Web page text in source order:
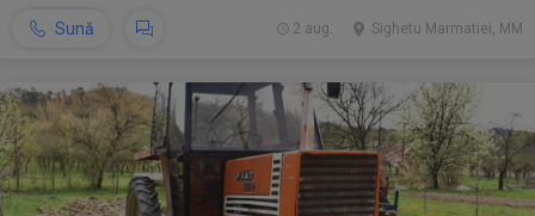
Sună Sighetu Marmatiei, MM
2 aug.